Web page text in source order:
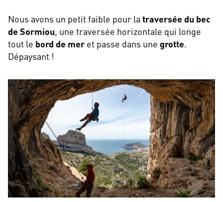
Nous avons un petit faible pour la traversée du bec
de Sormiou, une traversée horizontale qui longe
tout le bord de mer et passe dans une grotte.
Dépaysant !